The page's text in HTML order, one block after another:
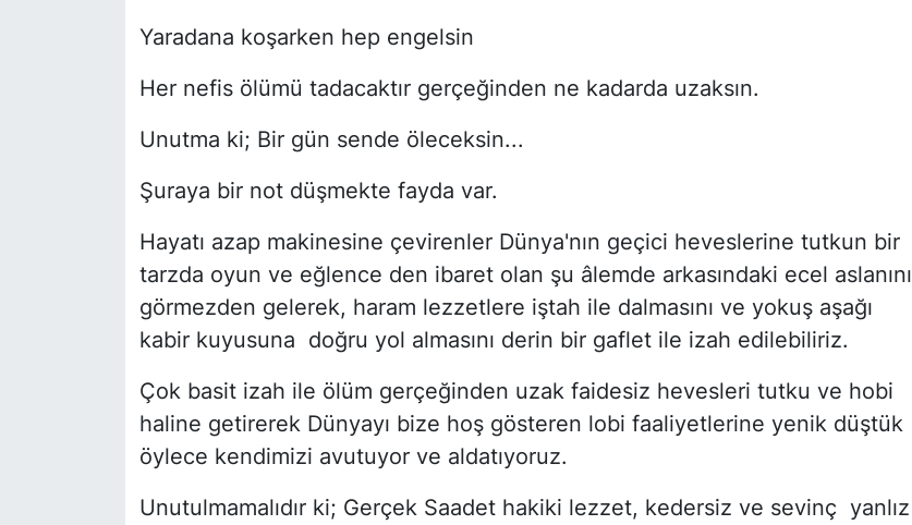
Yaradana koşarken hep engelsin
Her nefis ölümü tadacaktır gerçeğinden ne kadarda uzaksın.
Unutma ki; Bir gün sende öleceksin...
Şuraya bir not düşmekte fayda var.
Hayatı azap makinesine çevirenler Dünya'nın geçici heveslerine tutkun bir
tarzda oyun ve eğlence den ibaret olan şu âlemde arkasındaki ecel aslanını
görmezden gelerek, haram lezzetlere iştah ile dalmasını ve yokuş aşağı
kabir kuyusuna doğru yol almasını derin bir gaflet ile izah edilebiliriz.
Çok basit izah ile ölüm gerçeğinden uzak faidesiz hevesleri tutku ve hobi
haline getirerek Dünyayı bize hoş gösteren lobi faaliyetlerine yenik düştük
öylece kendimizi avutuyor ve aldatıyoruz.
Unutulmamalıdır ki; Gerçek Saadet hakiki lezzet, kedersiz ve sevinç yanlız